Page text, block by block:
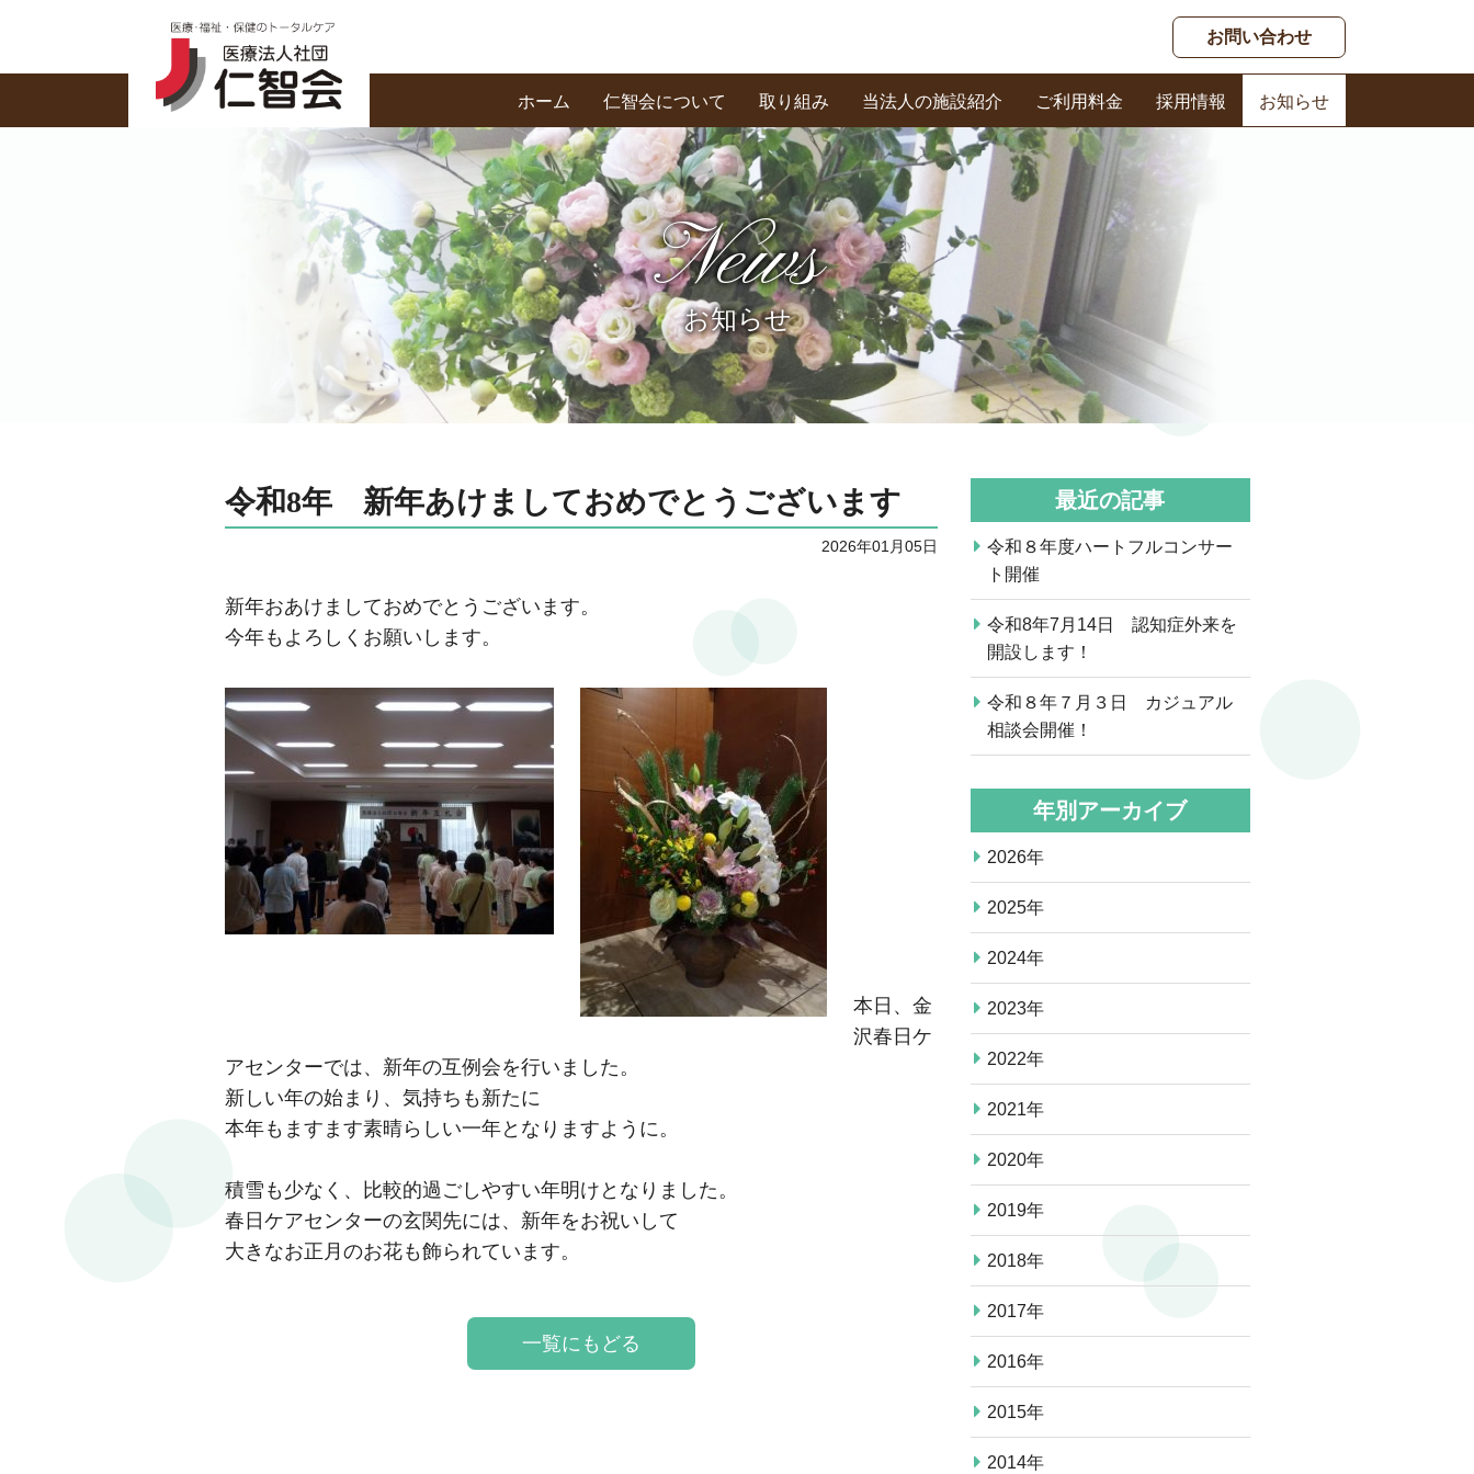
お問い合わせ
ホーム 仁智会について
基本理念・あいさつ
創業の精神
私たちの信条
取り組み 当法人の施設紹介 ご利用料金
春日ケアセンター
採用情報 お知らせ
News
お知らせ
令和8年 新年あけましておめでとうございます
2026年01月05日
新年おあけましておめでとうございます。
今年もよろしくお願いします。
本日、金
沢春日ケ
アセンターでは、新年の互例会を行いました。
新しい年の始まり、気持ちも新たに
本年もますます素晴らしい一年となりますように。
積雪も少なく、比較的過ごしやすい年明けとなりました。
春日ケアセンターの玄関先には、新年をお祝いして
大きなお正月のお花も飾られています。
一覧にもどる
最近の記事
令和８年度ハートフルコンサー
ト開催
令和8年7月14日 認知症外来を
開設します！
令和８年７月３日 カジュアル
相談会開催！
年別アーカイブ
2026年
2025年
2024年
2023年
2022年
2021年
2020年
2019年
2018年
2017年
2016年
2015年
2014年